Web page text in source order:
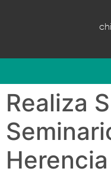
Realiza